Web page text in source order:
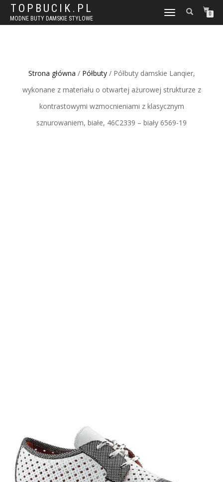
TOPBUCIK.PL
MODNE BUTY DAMSKIE STYLOWE
WŁĄCZ
NAWIGACJĘ
0
Strona główna / Półbuty/ Półbuty damskie Lanqier,
wykonane z materiału o otwartej ażurowej strukturze z
kontrastowymi wzmocnieniami z klasycznym
sznurowaniem, białe, 46C2339 – biały 6569-19